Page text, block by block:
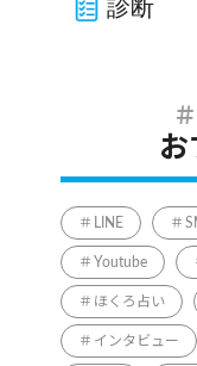
診断
お
LINE
Youtube
ほくろ占い
インタビュー